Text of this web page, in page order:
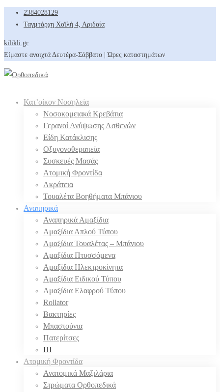
2384028129
Ταγμτάρχη Χαϊλή 4, Αριδαία
kilikli.gr
Είμαστε ανοιχτά Δευτέρα-Σάββατο | Ώρες καταστημάτων
Κατ’οίκον Νοσηλεία
Νοσοκομειακά Κρεβάτια
Γερανοί Ανύψωσης Ασθενών
Είδη Κατάκλισης
Οξυγονοθεραπεία
Συσκευές Μασάς
Ατομική Φροντίδα
Ακράτεια
Τουαλέτα Βοηθήματα Μπάνιου
Αναπηρικά
Αναπηρικά Αμαξίδια
Αμαξίδια Απλού Τύπου
Αμαξίδια Τουαλέτας – Μπάνιου
Αμαξίδια Πτυσσόμενα
Αμαξίδια Ηλεκτροκίνητα
Αμαξίδια Ειδικού Τύπου
Αμαξίδια Ελαφρού Τύπου
Rollator
Βακτηρίες
Μπαστούνια
Πατερίτσες
ΠΙ
Ατομική Φροντίδα
Ανατομικά Μαξιλάρια
Στρώματα Ορθοπεδικά